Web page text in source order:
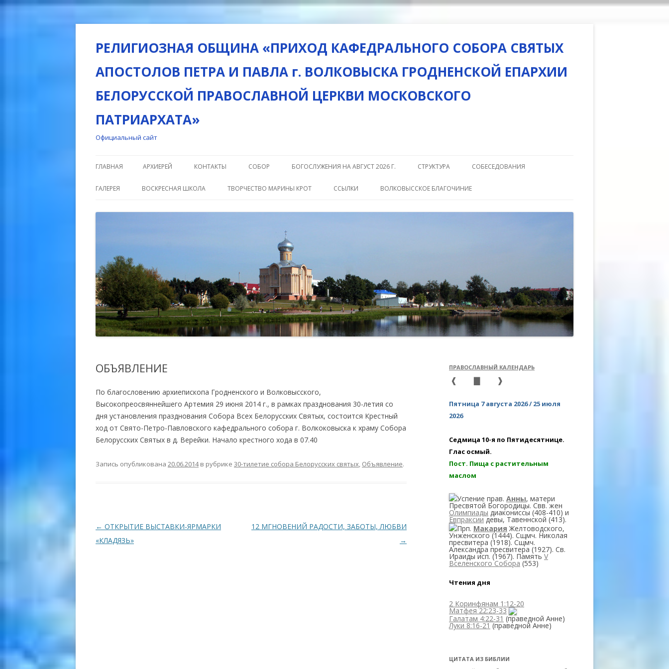
РЕЛИГИОЗНАЯ ОБЩИНА «ПРИХОД КАФЕДРАЛЬНОГО СОБОРА СВЯТЫХ
АПОСТОЛОВ ПЕТРА И ПАВЛА г. ВОЛКОВЫСКА ГРОДНЕНСКОЙ ЕПАРХИИ
БЕЛОРУССКОЙ ПРАВОСЛАВНОЙ ЦЕРКВИ МОСКОВСКОГО
ПАТРИАРХАТА»
Официальный сайт
к
ГЛАВНАЯ АРХИЕРЕЙ КОНТАКТЫ СОБОР
ДУХОВЕНСТВО
БОГОСЛУЖЕНИЯ НА АВГУСТ 2026 Г. СТРУКТУРА
ХОР
СОБЕСЕДОВАНИЯ
ГАЛЕРЕЯ ВОСКРЕСНАЯ ШКОЛА ТВОРЧЕСТВО МАРИНЫ КРОТ ССЫЛКИ ВОЛКОВЫССКОЕ БЛАГОЧИНИЕ
ОБЪЯВЛЕНИЕ
По благословению архиепископа Гродненского и Волковысского,
Высокопреосвяннейшего Артемия 29 июня 2014 г., в рамках празднования 30-летия со
дня установления празднования Cобора Всех Белорусских Святых, состоится Крестный
ход от Свято-Петро-Павловского кафедрального собора г. Волкоковыска к храму Собора
Белорусских Святых в д. Верейки. Начало крестного хода в 07.40
Запись опубликована 20.06.2014в рубрике 30-тилетие собора Белорусских святых, Объявление.
Навигация
по
← ОТКРЫТИЕ ВЫСТАВКИ-ЯРМАРКИ
«КЛАДЯЗЬ»
12 МГНОВЕНИЙ РАДОСТИ, ЗАБОТЫ, ЛЮБВИ
→
ПРАВОСЛАВНЫЙ КАЛЕНДАРЬ
❰ ❱
Пятница 7 августа 2026 / 25 июля
2026
Седмица 10-я по Пятидесятнице.
Глас осмый.
Пост. Пища с растительным
маслом
Успение прав. Анны, матери
Пресвятой Богородицы. Свв. жен
Олимпиады диакониссы (408-410) и
Евпраксиидевы, Тавеннской (413).
Прп. Макария Желтоводского,
Унженского (1444). Сщмч. Николая
пресвитера (1918). Сщмч.
Александра пресвитера (1927). Св.
Ираиды исп. (1967). Память V
Вселенского Собора (553)
Чтения дня
2 Коринфянам 1:12-20
Матфея 22:23-33
Галатам 4:22-31 (праведной Анне)
Луки 8:16-21(праведной Анне)
ЦИТАТА ИЗ БИБЛИИ